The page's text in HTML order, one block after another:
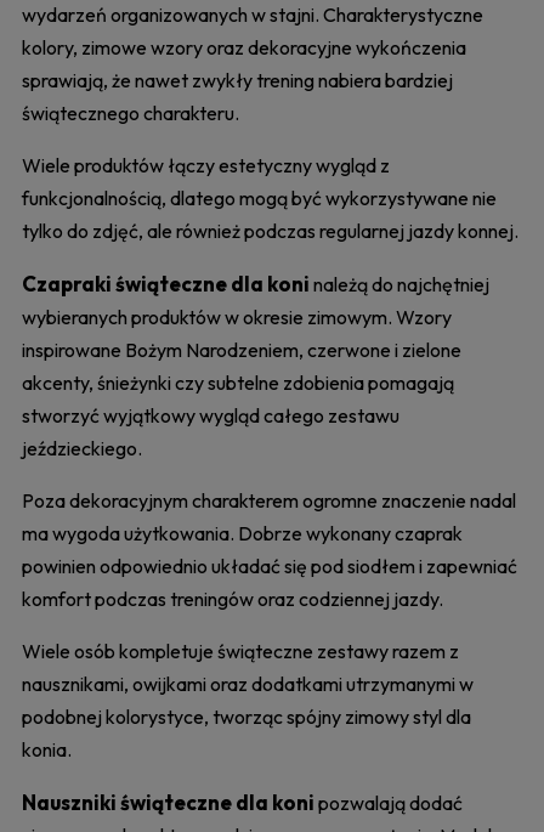
wydarzeń organizowanych w stajni. Charakterystyczne
kolory, zimowe wzory oraz dekoracyjne wykończenia
sprawiają, że nawet zwykły trening nabiera bardziej
świątecznego charakteru.
Wiele produktów łączy estetyczny wygląd z
funkcjonalnością, dlatego mogą być wykorzystywane nie
tylko do zdjęć, ale również podczas regularnej jazdy konnej.
Czapraki świąteczne dla koni należą do najchętniej
wybieranych produktów w okresie zimowym. Wzory
inspirowane Bożym Narodzeniem, czerwone i zielone
akcenty, śnieżynki czy subtelne zdobienia pomagają
stworzyć wyjątkowy wygląd całego zestawu
jeździeckiego.
Poza dekoracyjnym charakterem ogromne znaczenie nadal
ma wygoda użytkowania. Dobrze wykonany czaprak
powinien odpowiednio układać się pod siodłem i zapewniać
komfort podczas treningów oraz codziennej jazdy.
Wiele osób kompletuje świąteczne zestawy razem z
nausznikami, owijkami oraz dodatkami utrzymanymi w
podobnej kolorystyce, tworząc spójny zimowy styl dla
konia.
Nauszniki świąteczne dla koni pozwalają dodać